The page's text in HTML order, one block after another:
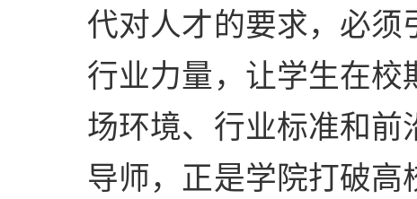
代对人才的要求，必
行业力量，让学生在
场环境、行业标准和
导师，正是学院打破